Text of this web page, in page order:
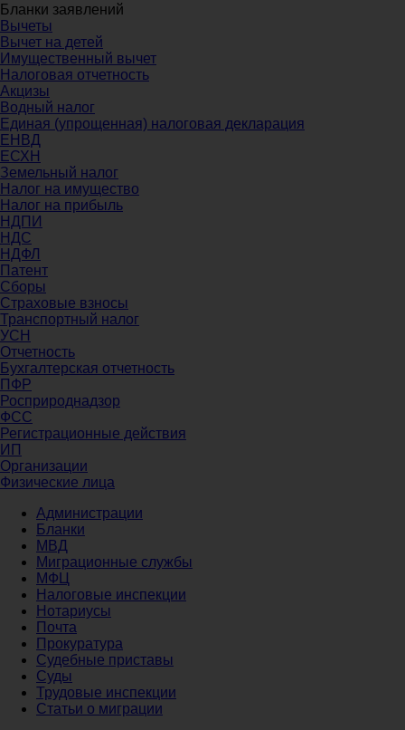
Бланки заявлений
Вычеты
Вычет на детей
Имущественный вычет
Налоговая отчетность
Акцизы
Водный налог
Единая (упрощенная) налоговая декларация
ЕНВД
ЕСХН
Земельный налог
Налог на имущество
Налог на прибыль
НДПИ
НДС
НДФЛ
Патент
Сборы
Страховые взносы
Транспортный налог
УСН
Отчетность
Бухгалтерская отчетность
ПФР
Росприроднадзор
ФСС
Регистрационные действия
ИП
Организации
Физические лица
Администрации
Бланки
МВД
Миграционные службы
МФЦ
Налоговые инспекции
Нотариусы
Почта
Прокуратура
Судебные приставы
Суды
Трудовые инспекции
Статьи о миграции